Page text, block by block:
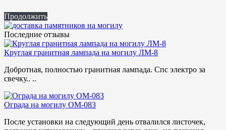
Продолжить
Последние отзывы
Круглая гранитная лампада на могилу ЛМ-8
Добротная, полностью гранитная лампада. Спс электро за
свечку.. ..
Ограда на могилу ОМ-083
После установки на следующий день отвалился листочек,